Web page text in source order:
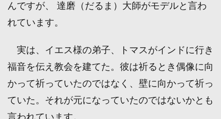
んですが、 達磨（だるま）大師がモデルと言わ
れています。
実は、イエス様の弟子、トマスがインドに行き
福音を伝え教会を建てた。彼は祈るとき偶像に向
かって祈っていたのではなく、壁に向かって祈っ
ていた。それが元になっていたのではないかとも
言われています。